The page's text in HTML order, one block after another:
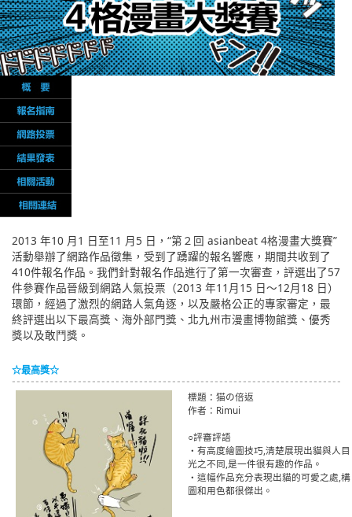
ภาษาไทย
tiéng Viêt
Bahasa Indonesia
2013 年10 月1 日至11 月5 日，“第２回 asianbeat 4格漫畫大獎賽”
活動舉辦了網路作品徵集，受到了踴躍的報名響應，期間共收到了
410件報名作品。我們針對報名作品進行了第一次審查，評選出了57
件參賽作品晉級到網路人氣投票（2013 年11月15 日～12月18 日）
環節，經過了激烈的網路人氣角逐，以及嚴格公正的專家審定，最
終評選出以下最高獎、海外部門獎、北九州市漫畫博物館獎、優秀
獎以及敢鬥獎。
☆最高獎☆
標題：猫の倍返
作者：Rimui
○評審評語
・有高度繪圖技巧,清楚展現出貓與人目
光之不同,是一件很有趣的作品。
・這幅作品充分表現出貓的可愛之處,構
圖和用色都很傑出。